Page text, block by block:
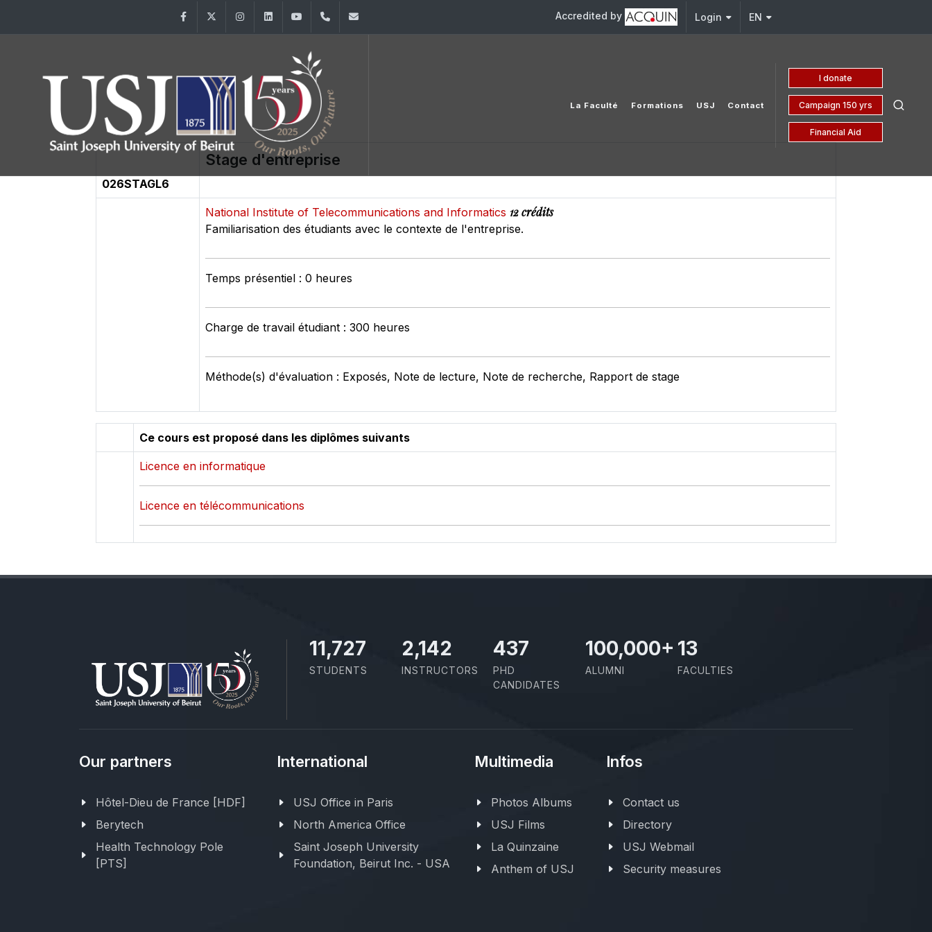
FacebookTwitter InstagramLinkedInYouTube+961 (1) 421 315 Accredited by Login EN
I donate
Campaign 150 yrs
Financial Aid
La Faculté Formations USJ Contact
026STAGL6
Stage d'entreprise
National Institute of Telecommunications and Informatics 12 crédits
Familiarisation des étudiants avec le contexte de l'entreprise.
Temps présentiel : 0 heures
Charge de travail étudiant : 300 heures
Méthode(s) d'évaluation : Exposés, Note de lecture, Note de recherche, Rapport de stage
Ce cours est proposé dans les diplômes suivants
Licence en informatique
Licence en télécommunications
11,727
STUDENTS
2,142
INSTRUCTORS
437
PHD
CANDIDATES
100,000+
ALUMNI
13
FACULTIES
Our partners
Hôtel-Dieu de France [HDF]
Berytech
Health Technology Pole
[PTS]
International
USJ Office in Paris
North America Office
Saint Joseph University
Foundation, Beirut Inc. - USA
Multimedia
Photos Albums
USJ Films
La Quinzaine
Anthem of USJ
Infos
Contact us
Directory
USJ Webmail
Security measures